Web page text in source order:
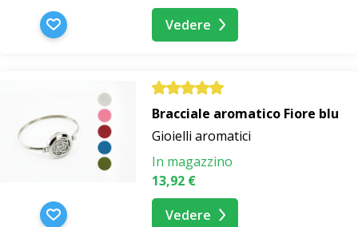
Vedere
Bracciale aromatico Fiore blu
Gioielli aromatici
In magazzino
13,92 €
Vedere